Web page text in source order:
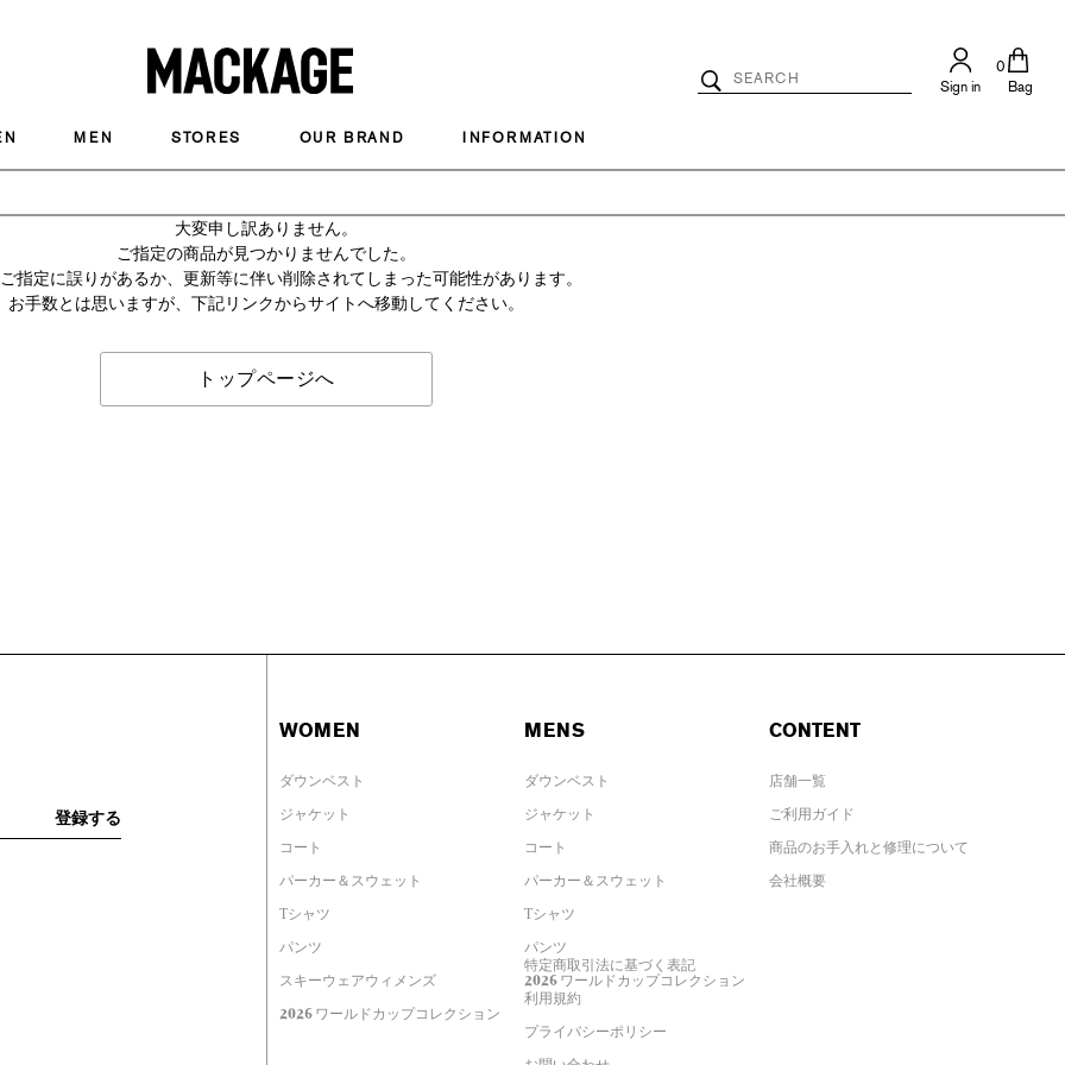
MACKAGE
Bag
0
Sign in
Search
Catalog
MEN STORES OUR BRAND INFORMATION
大変申し訳ありません。
ご指定の商品が見つかりませんでした。
指定に誤りがあるか、更新等に伴い削除されてしまった可能性があります。
お手数とは思いますが、下記リンクからサイトへ移動してください。
トップページへ
WOMEN
ダウンベスト
ジャケット
コート
パーカー＆スウェット
Tシャツ
パンツ
スキーウェアウィメンズ
2026 ワールドカップコレクション
MENS
ダウンベスト
ジャケット
コート
パーカー＆スウェット
Tシャツ
パンツ
2026 ワールドカップコレクション
CONTENT
店舗一覧
ご利用ガイド
商品のお手入れと修理について
会社概要
特定商取引法に基づく表記
利用規約
プライバシーポリシー